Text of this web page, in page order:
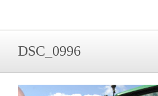
DSC_0996